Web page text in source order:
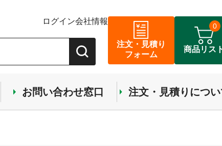
ログイン会社情報
注文・見積り
フォーム
商品リス
0
お問い合わせ窓口 注文・見積りにつ